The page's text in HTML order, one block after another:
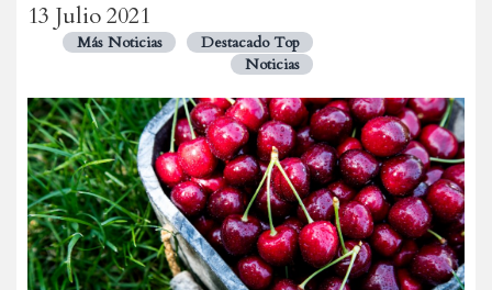
13 Julio 2021
Más Noticias
Destacado Top
Noticias